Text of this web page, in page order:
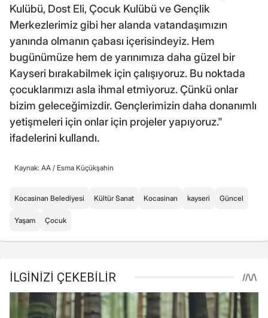
Kulübü, Dost Eli, Çocuk Kulübü ve Gençlik
Merkezlerimiz gibi her alanda vatandaşımızın
yanında olmanın çabası içerisindeyiz. Hem
bugünümüze hem de yarınımıza daha güzel bir
Kayseri bırakabilmek için çalışıyoruz. Bu noktada
çocuklarımızı asla ihmal etmiyoruz. Çünkü onlar
bizim geleceğimizdir. Gençlerimizin daha donanımlı
yetişmeleri için onlar için projeler yapıyoruz."
ifadelerini kullandı.
Kaynak: AA / Esma Küçükşahin
Kocasinan Belediyesi Kültür Sanat Kocasinan kayseri Güncel
Yaşam Çocuk